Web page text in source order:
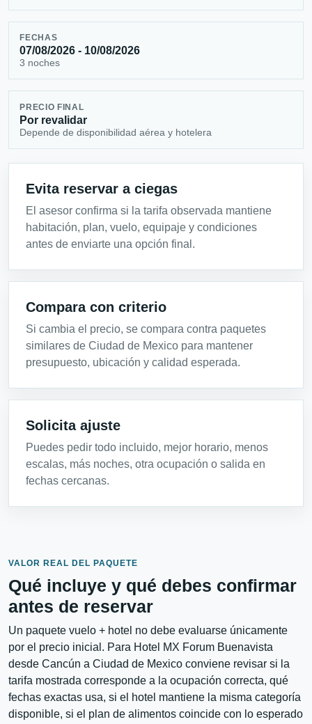
FECHAS
07/08/2026 - 10/08/2026
3 noches
PRECIO FINAL
Por revalidar
Depende de disponibilidad aérea y hotelera
Evita reservar a ciegas
El asesor confirma si la tarifa observada mantiene
habitación, plan, vuelo, equipaje y condiciones
antes de enviarte una opción final.
Compara con criterio
Si cambia el precio, se compara contra paquetes
similares de Ciudad de Mexico para mantener
presupuesto, ubicación y calidad esperada.
Solicita ajuste
Puedes pedir todo incluido, mejor horario, menos
escalas, más noches, otra ocupación o salida en
fechas cercanas.
VALOR REAL DEL PAQUETE
Qué incluye y qué debes confirmar
antes de reservar
Un paquete vuelo + hotel no debe evaluarse únicamente
por el precio inicial. Para Hotel MX Forum Buenavista
desde Cancún a Ciudad de Mexico conviene revisar si la
tarifa mostrada corresponde a la ocupación correcta, qué
fechas exactas usa, si el hotel mantiene la misma categoría
disponible, si el plan de alimentos coincide con lo esperado